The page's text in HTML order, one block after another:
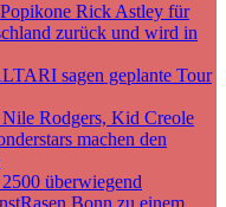
Rick Astley für
zurück und wird in
sagen geplante Tour
Rodgers, Kid Creole
machen den
überwiegend